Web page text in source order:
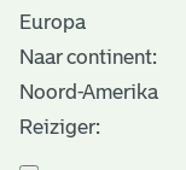
Europa
Naar continent:
Noord-Amerika
Reiziger: